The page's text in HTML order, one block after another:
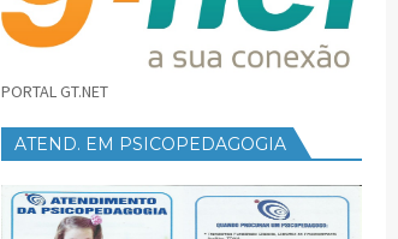
PORTAL GT.NET
ATEND. EM PSICOPEDAGOGIA